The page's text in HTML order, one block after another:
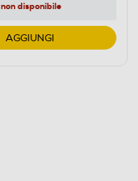
non disponibile
AGGIUNGI